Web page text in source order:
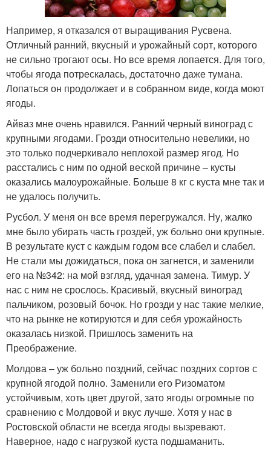
Например, я отказался от выращивания Русвена.
Отличный ранний, вкусный и урожайный сорт, которого
не сильно трогают осы. Но все время лопается. Для того,
чтобы ягода потрескалась, достаточно даже тумана.
Лопаться он продолжает и в собранном виде, когда моют
ягоды.
Айваз мне очень нравился. Ранний черный виноград с
крупными ягодами. Грозди относительно невелики, но
это только подчеркивало неплохой размер ягод. Но
расстались с ним по одной веской причине – кусты
оказались малоурожайные. Больше 8 кг с куста мне так и
не удалось получить.
Русбол. У меня он все время перегружался. Ну, жалко
мне было убирать часть гроздей, уж больно они крупные.
В результате куст с каждым годом все слабел и слабел.
Не стали мы дожидаться, пока он загнется, и заменили
его на №342: на мой взгляд, удачная замена. Тимур. У
нас с ним не срослось. Красивый, вкусный виноград
пальчиком, розовый бочок. Но грозди у нас такие мелкие,
что на рынке не котируются и для себя урожайность
оказалась низкой. Пришлось заменить на
Преображение.
Молдова – уж больно поздний, сейчас поздних сортов с
крупной ягодой полно. Заменили его Ризоматом
устойчивым, хоть цвет другой, зато ягоды огромные по
сравнению с Молдовой и вкус лучше. Хотя у нас в
Ростовской области не всегда ягоды вызревают.
Наверное, надо с нагрузкой куста подшаманить.